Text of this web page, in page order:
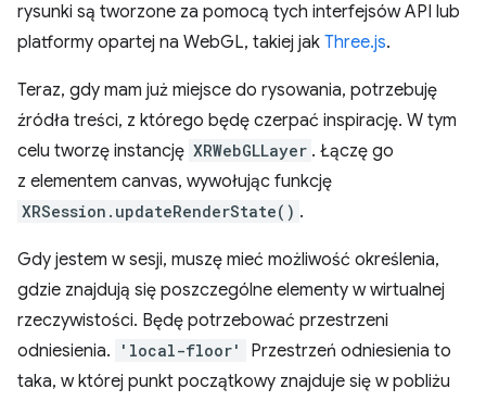
rysunki są tworzone za pomocą tych interfejsów API lub
platformy opartej na WebGL, takiej jak Three.js.
Teraz, gdy mam już miejsce do rysowania, potrzebuję
źródła treści, z którego będę czerpać inspirację. W tym
celu tworzę instancję XRWebGLLayer . Łączę go
z elementem canvas, wywołując funkcję
XRSession.updateRenderState() .
Gdy jestem w sesji, muszę mieć możliwość określenia,
gdzie znajdują się poszczególne elementy w wirtualnej
rzeczywistości. Będę potrzebować przestrzeni
odniesienia.
'local-floor'
Przestrzeń odniesienia to
taka, w której punkt początkowy znajduje się w pobliżu